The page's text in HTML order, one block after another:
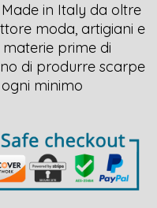
in Italy da oltre
moda, artigiani e
prime di
di produrre scarpe
minimo